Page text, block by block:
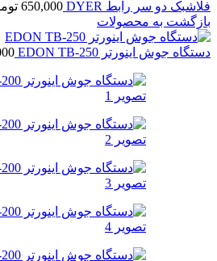
فلاشبک دو سر رابط DYER 650,000
بازگشت به محصولات
دستگاه جوش اینورتر EDON TB-250